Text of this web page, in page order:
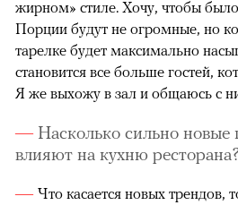
жирном» стиле. Хочу, чтобы
Порции будут не огромные, но
тарелке будет максимально
становится все больше гостей,
Я же выхожу в зал и общаюсь с
Насколько сильно новые
влияют на кухню
Что касается новых трендов,